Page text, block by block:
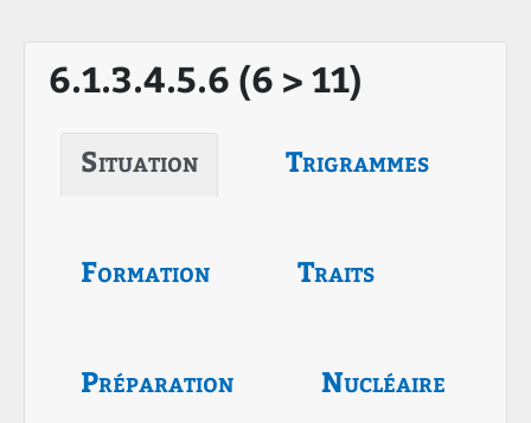
6.1.3.4.5.6 (6 > 11)
Situation Trigrammes
Formation Traits
Préparation Nucléaire